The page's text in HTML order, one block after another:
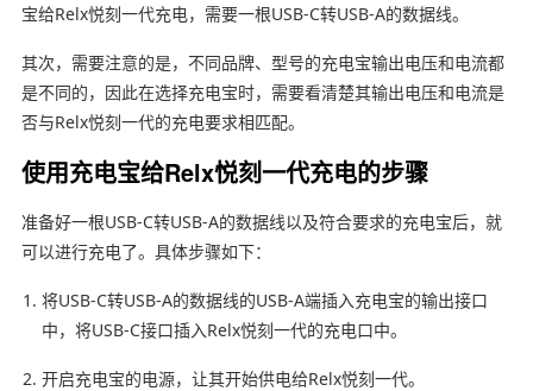
宝给Relx悦刻一代充电，需要一根USB-C转USB-A的数据线。
其次，需要注意的是，不同品牌、型号的充电宝输出电压和电流都
是不同的，因此在选择充电宝时，需要看清楚其输出电压和电流是
否与Relx悦刻一代的充电要求相匹配。
使用充电宝给Relx悦刻一代充电的步骤
准备好一根USB-C转USB-A的数据线以及符合要求的充电宝后，就
可以进行充电了。具体步骤如下：
将USB-C转USB-A的数据线的USB-A端插入充电宝的输出接口
中，将USB-C接口插入Relx悦刻一代的充电口中。
开启充电宝的电源，让其开始供电给Relx悦刻一代。